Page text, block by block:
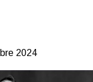
2024